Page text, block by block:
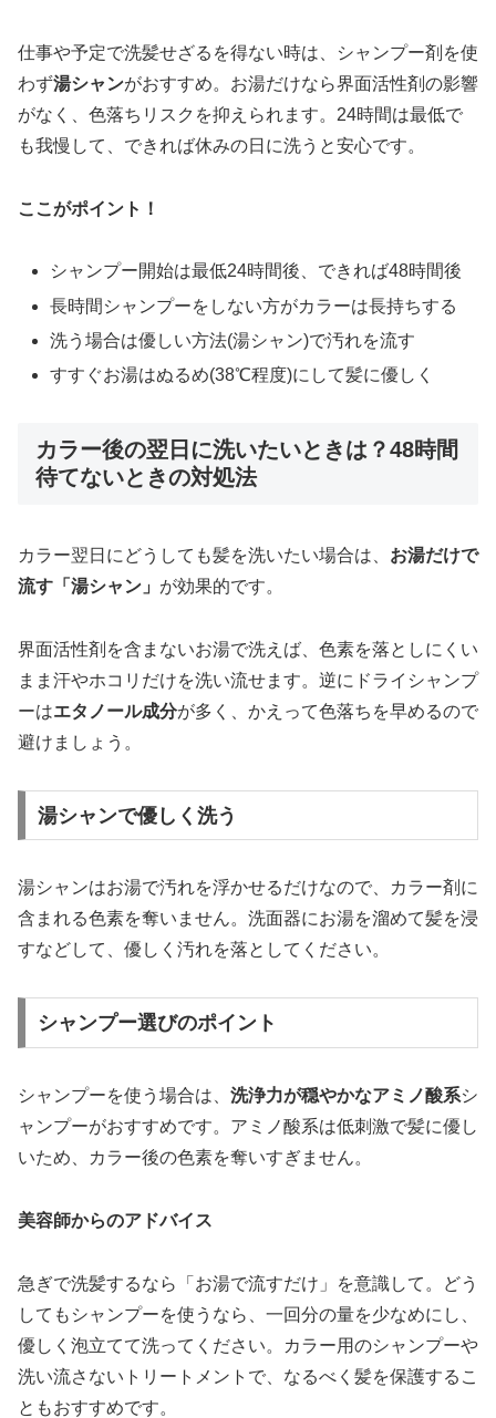
仕事や予定で洗髪せざるを得ない時は、シャンプー剤を使
わず湯シャンがおすすめ。お湯だけなら界面活性剤の影響
がなく、色落ちリスクを抑えられます。24時間は最低で
も我慢して、できれば休みの日に洗うと安心です。
ここがポイント！
シャンプー開始は最低24時間後、できれば48時間後
長時間シャンプーをしない方がカラーは長持ちする
洗う場合は優しい方法(湯シャン)で汚れを流す
すすぐお湯はぬるめ(38℃程度)にして髪に優しく
カラー後の翌日に洗いたいときは？48時間
待てないときの対処法
カラー翌日にどうしても髪を洗いたい場合は、 お湯だけで
流す「湯シャン」 が効果的です。
界面活性剤を含まないお湯で洗えば、色素を落としにくい
まま汗やホコリだけを洗い流せます。逆にドライシャンプ
ーはエタノール成分が多く、かえって色落ちを早めるので
避けましょう。
湯シャンで優しく洗う
湯シャンはお湯で汚れを浮かせるだけなので、カラー剤に
含まれる色素を奪いません。洗面器にお湯を溜めて髪を浸
すなどして、優しく汚れを落としてください。
シャンプー選びのポイント
シャンプーを使う場合は、 洗浄力が穏やかなアミノ酸系シ
ャンプーがおすすめです。アミノ酸系は低刺激で髪に優し
いため、カラー後の色素を奪いすぎません。
美容師からのアドバイス
急ぎで洗髪するなら「お湯で流すだけ」を意識して。どう
してもシャンプーを使うなら、一回分の量を少なめにし、
優しく泡立てて洗ってください。カラー用のシャンプーや
洗い流さないトリートメントで、なるべく髪を保護するこ
ともおすすめです。